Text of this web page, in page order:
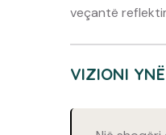
veçantë
VIZIONI YNË